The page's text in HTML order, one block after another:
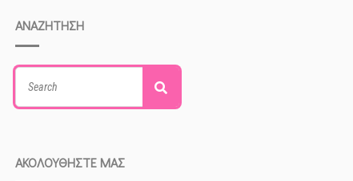
ΑΝΑΖΗΤΗΣΗ
Search
for:
ΑΚΟΛΟΥΘΗΣΤΕ ΜΑΣ